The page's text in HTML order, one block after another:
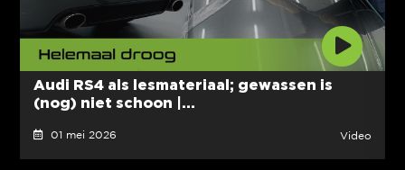
Audi RS4 als lesmateriaal; gewassen is
(nog) niet schoon |...
01 mei 2026 Video